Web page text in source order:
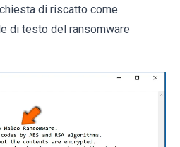
di riscatto come
di testo del ransomware